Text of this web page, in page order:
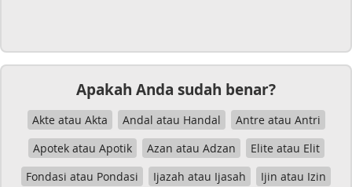
Apakah Anda sudah benar?
Akte atau Akta Andal atau Handal
Antre atau Antri
Apotek atau Apotik
Azan atau Adzan
Elite atau Elit
Fondasi atau Pondasi
Ijazah atau Ijasah
Ijin atau Izin